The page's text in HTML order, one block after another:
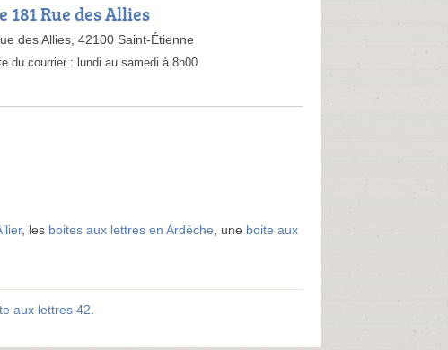
181 Rue des Allies
des Allies, 42100 Saint-Étienne
du courrier : lundi au samedi à 8h00
, les boites aux lettres en Ardèche , une boite aux
aux lettres 42